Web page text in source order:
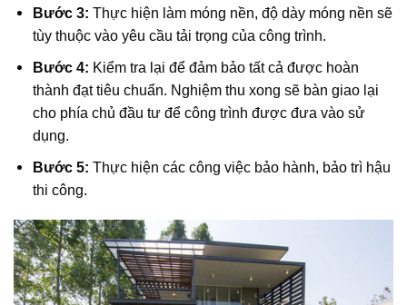
Bước 3: Thực hiện làm móng nền, độ dày móng nền sẽ
tùy thuộc vào yêu cầu tải trọng của công trình.
Bước 4: Kiểm tra lại để đảm bảo tất cả được hoàn
thành đạt tiêu chuẩn. Nghiệm thu xong sẽ bàn giao lại
cho phía chủ đầu tư để công trình được đưa vào sử
dụng.
Bước 5: Thực hiện các công việc bảo hành, bảo trì hậu
thi công.